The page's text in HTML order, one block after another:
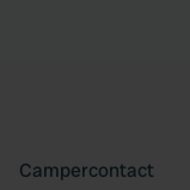
Campercontact